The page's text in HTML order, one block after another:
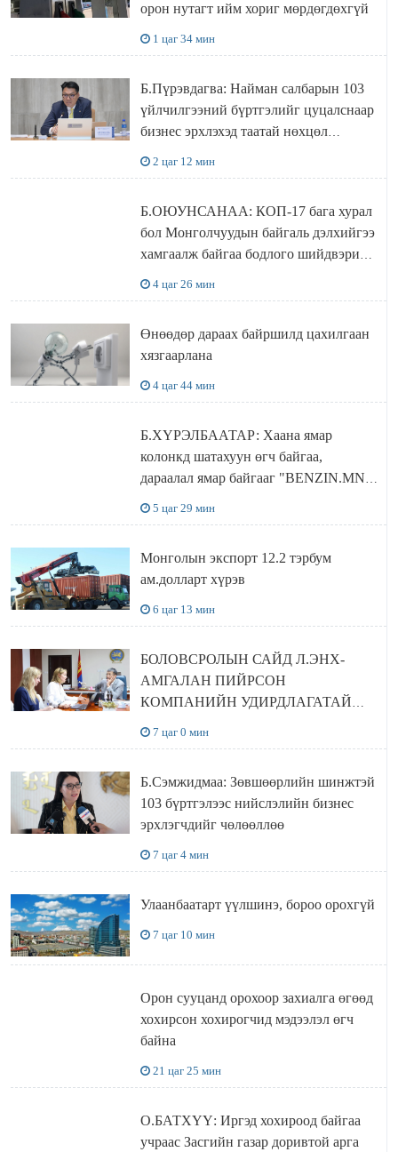
орон нутагт ийм хориг мөрдөгдөхгүй
1 цаг 34 мин
Б.Пүрэвдагва: Найман салбарын 103
үйлчилгээний бүртгэлийг цуцалснаар
бизнес эрхлэхэд таатай нөхцөл
2 цаг 12 мин
Б.ОЮУНСАНАА: КОП-17 бага хурал
бол Монголчуудын байгаль дэлхийгээ
хамгаалж байгаа бодлого шийдвэрийг
4 цаг 26 мин
Өнөөдөр дараах байршилд цахилгаан
хязгаарлана
4 цаг 44 мин
Б.ХҮРЭЛБААТАР: Хаана ямар
колонкд шатахуун өгч байгаа,
дараалал ямар байгааг "BENZIN.MN”
5 цаг 29 мин
Монголын экспорт 12.2 тэрбум
ам.долларт хүрэв
6 цаг 13 мин
БОЛОВСРОЛЫН САЙД Л.ЭНХ-
АМГАЛАН ПИЙРСОН
КОМПАНИЙН УДИРДЛАГАТАЙ
7 цаг 0 мин
Б.Сэмжидмаа: Зөвшөөрлийн шинжтэй
103 бүртгэлээс нийслэлийн бизнес
эрхлэгчдийг чөлөөллөө
7 цаг 4 мин
Улаанбаатарт үүлшинэ, бороо орохгүй
7 цаг 10 мин
Орон сууцанд орохоор захиалга өгөөд
хохирсон хохирогчид мэдээлэл өгч
байна
21 цаг 25 мин
О.БАТХҮҮ: Иргэд хохироод байгаа
учраас Засгийн газар доривтой арга